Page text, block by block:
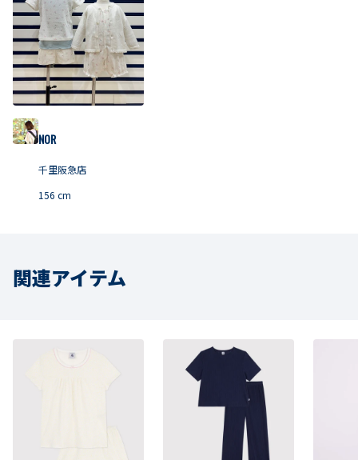
NOR
千里阪急店
156 cm
関連アイテム